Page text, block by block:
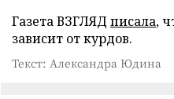
Газета ВЗГЛЯД писала,
зависит от курдов.
Текст: Александра Юдина